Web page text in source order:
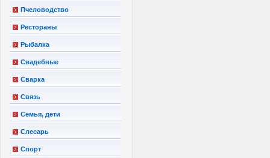
Пчеловодство
Рестораны
Рыбалка
Свадебные
Сварка
Связь
Семья, дети
Слесарь
Спорт